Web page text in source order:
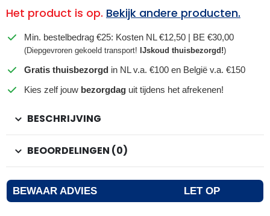
Het product is op. Bekijk andere producten.
Min. bestelbedrag €25: Kosten NL €12,50 | BE €30,00
(Diepgevroren gekoeld transport! IJskoud thuisbezorgd!)
Gratis thuisbezorgd in NL v.a. €100 en België v.a. €150
Kies zelf jouw bezorgdag uit tijdens het afrekenen!
BESCHRIJVING
BEOORDELINGEN (0)
BEWAAR ADVIES LET OP